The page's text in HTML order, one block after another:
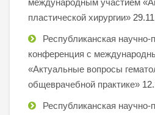
международным участием
пластической хирургии»
Республиканская научно-
конференция с
«Актуальные вопросы
общеврачебной практике»
Республиканская научно-